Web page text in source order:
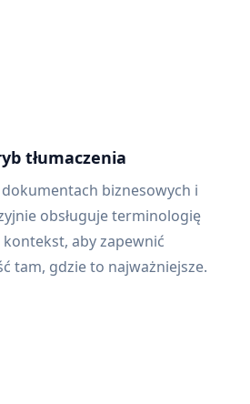
tłumaczenia
biznesowych i
obsługuje terminologię
aby zapewnić
tam, gdzie to najważniejsze.